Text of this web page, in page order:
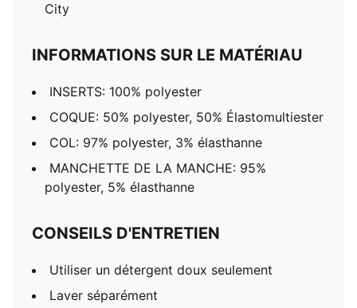
City
INFORMATIONS SUR LE MATÉRIAU
INSERTS: 100% polyester
COQUE: 50% polyester, 50% Élastomultiester
COL: 97% polyester, 3% élasthanne
MANCHETTE DE LA MANCHE: 95%
polyester, 5% élasthanne
CONSEILS D'ENTRETIEN
Utiliser un détergent doux seulement
Laver séparément